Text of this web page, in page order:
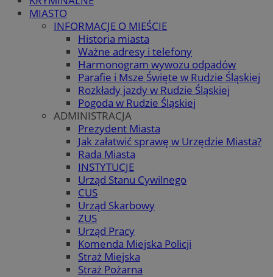
MIASTO
INFORMACJE O MIEŚCIE
Historia miasta
Ważne adresy i telefony
Harmonogram wywozu odpadów
Parafie i Msze Święte w Rudzie Śląskiej
Rozkłady jazdy w Rudzie Śląskiej
Pogoda w Rudzie Śląskiej
ADMINISTRACJA
Prezydent Miasta
Jak załatwić sprawę w Urzędzie Miasta?
Rada Miasta
INSTYTUCJE
Urząd Stanu Cywilnego
CUS
Urząd Skarbowy
ZUS
Urząd Pracy
Komenda Miejska Policji
Straż Miejska
Straż Pożarna